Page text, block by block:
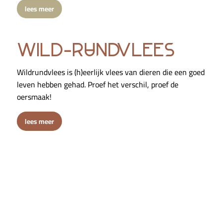
lees meer
wild-rundvlees
Wildrundvlees is (h)eerlijk vlees van dieren die een goed
leven hebben gehad. Proef het verschil, proef de
oersmaak!
lees meer